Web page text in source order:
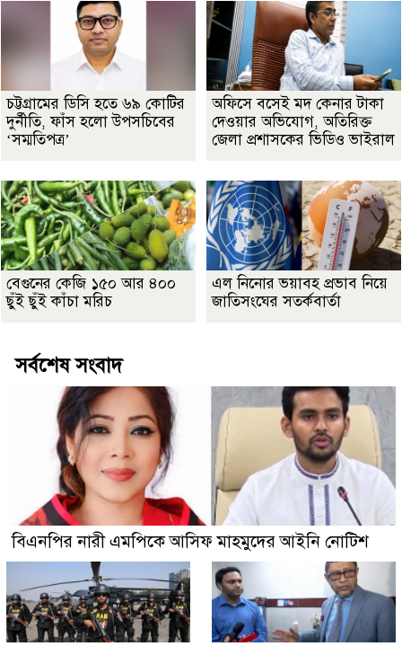
চট্টগ্রামের ডিসি হতে ৬৯ কোটির
দুর্নীতি, ফাঁস হলো উপসচিবের
‘সম্মতিপত্র’
অফিসে বসেই মদ কেনার টাকা
দেওয়ার অভিযোগ, অতিরিক্ত
জেলা প্রশাসকের ভিডিও ভাইরাল
বেগুনের কেজি ১৫০ আর ৪০০
ছুঁই ছুঁই কাঁচা মরিচ
এল নিনোর ভয়াবহ প্রভাব নিয়ে
জাতিসংঘের সতর্কবার্তা
সর্বশেষ সংবাদ
বিএনপির নারী এমপিকে আসিফ মাহমুদের আইনি নোটিশ